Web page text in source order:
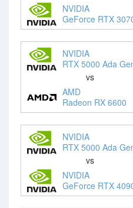
NVIDIA
GeForce RTX
NVIDIA
RTX 5000 Ada
vs
AMD
Radeon RX 6600
NVIDIA
RTX 5000 Ada
vs
NVIDIA
GeForce RTX